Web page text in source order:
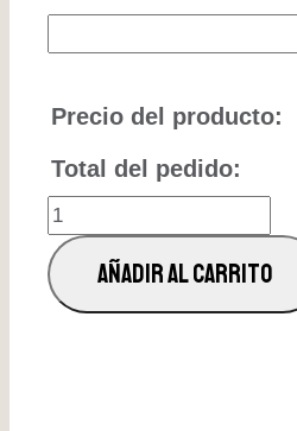
Precio del producto:
Total del pedido:
POLLO
AL
PESTO
cantidad
AÑADIR AL CARRITO